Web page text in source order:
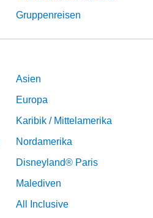
Gruppenreisen
Asien
Europa
Karibik / Mittelamerika
Nordamerika
Disneyland® Paris
Malediven
All Inclusive